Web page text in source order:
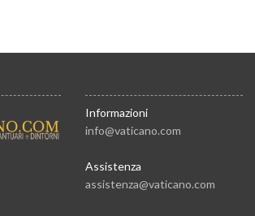
Informazioni
info@vaticano.com
Assistenza
assistenza@vaticano.com